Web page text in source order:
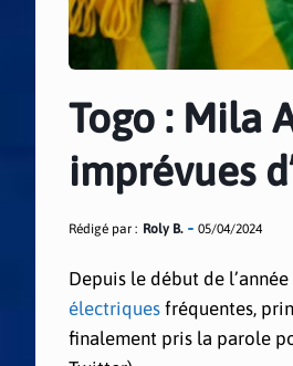
Togo : Mila
imprévues
Rédigé par : Roly B. 05/04/2024
Depuis le début de
électriques fréquentes,
finalement pris la parole